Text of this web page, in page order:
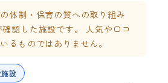
体制・保育の質への取り組み
認した施設です。 人気や口コ
るものではありません。
設